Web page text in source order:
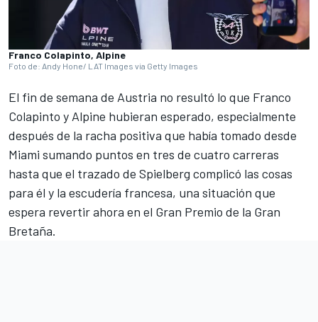
Franco Colapinto, Alpine
Foto de: Andy Hone/ LAT Images via Getty Images
El fin de semana de Austria no resultó lo que Franco
Colapinto y Alpine hubieran esperado, especialmente
después de la racha positiva que había tomado desde
Miami sumando puntos en tres de cuatro carreras
hasta que el trazado de Spielberg complicó las cosas
para él y la escudería francesa, una situación que
espera revertir ahora en el Gran Premio de la Gran
Bretaña.